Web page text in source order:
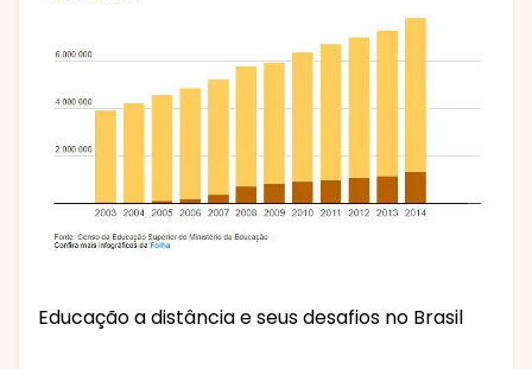
Educação a distância e seus desafios no Brasil